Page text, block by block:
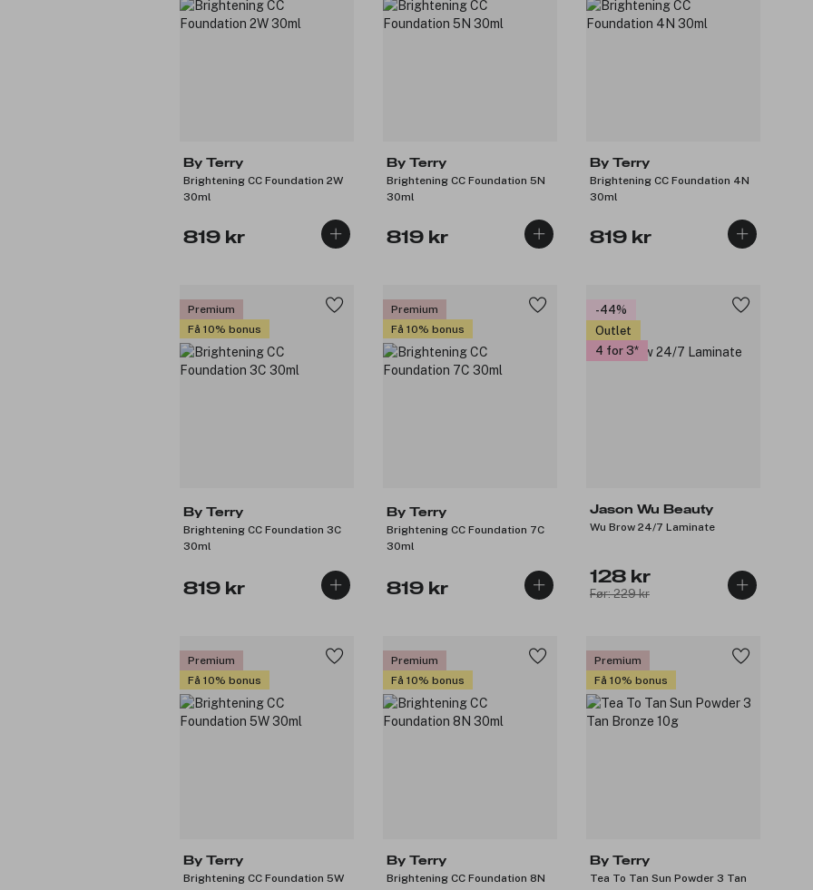
By Terry
Brightening CC Foundation 2W
30ml
819 kr
By Terry
Brightening CC Foundation 5N
30ml
819 kr
By Terry
Brightening CC Foundation 4N
30ml
819 kr
Premium
Få 10% bonus
By Terry
Brightening CC Foundation 3C
30ml
819 kr
Premium
Få 10% bonus
By Terry
Brightening CC Foundation 7C
30ml
819 kr
-44%
Outlet
4 for 3
Jason Wu Beauty
Wu Brow 24/7 Laminate
128 kr
Før: 229 kr
Premium
Få 10% bonus
By Terry
Brightening CC Foundation 5W
Premium
Få 10% bonus
By Terry
Brightening CC Foundation 8N
Premium
Få 10% bonus
By Terry
Tea To Tan Sun Powder 3 Tan